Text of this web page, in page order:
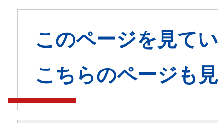
このページを見て
こちらのページも